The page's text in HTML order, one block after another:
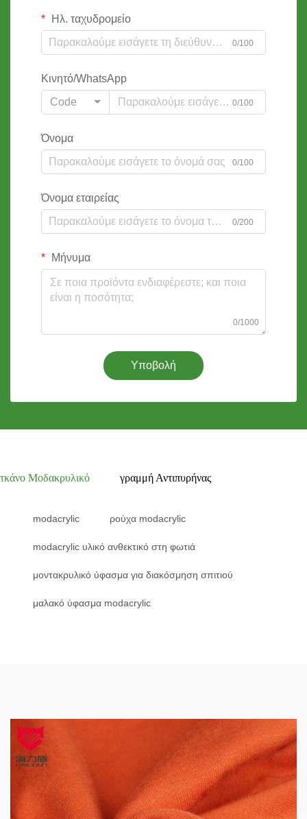
Ηλ. ταχυδρομείο
0/100
Κινητό/WhatsApp
Code
0/100
Όνομα
0/100
Όνομα εταιρείας
0/200
Μήνυμα
0/1000
Υποβολή
τκάνο Μοδακρυλικό γραμμή Αντιπυρήνας
modacrylic ρούχα modacrylic
modacrylic υλικό ανθεκτικό στη φωτιά
μοντακρυλικό ύφασμα για διακόσμηση σπιτιού
μαλακό ύφασμα modacrylic